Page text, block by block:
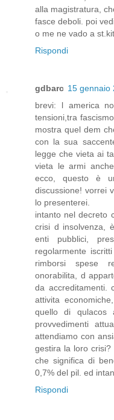
alla magistratura,
fasce deboli. poi
o me ne vado a
Rispondi
gdbarc 15 gennaio
brevi: l america
tensioni,tra
mostra quel dem
con la sua
legge che vieta ai
vieta le armi
ecco, questo è
discussione! vorrei
lo presenterei.
intanto nel decreto
crisi d insolvenza,
enti pubblici,
regolarmente
rimborsi spese
onorabilita, d
da accreditamenti.
attivita
quello di qulacos
provvedimenti
attendiamo con
gestira la loro
che significa di
0,7% del pil. ed
Rispondi